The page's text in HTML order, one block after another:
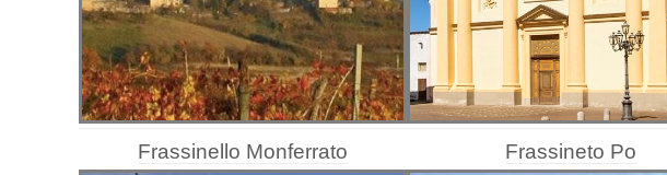
Frassinello Monferrato Frassineto Po